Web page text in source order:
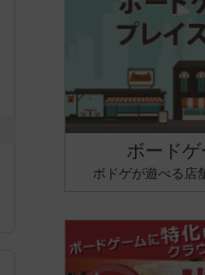
ボード
ボドゲが遊べる店